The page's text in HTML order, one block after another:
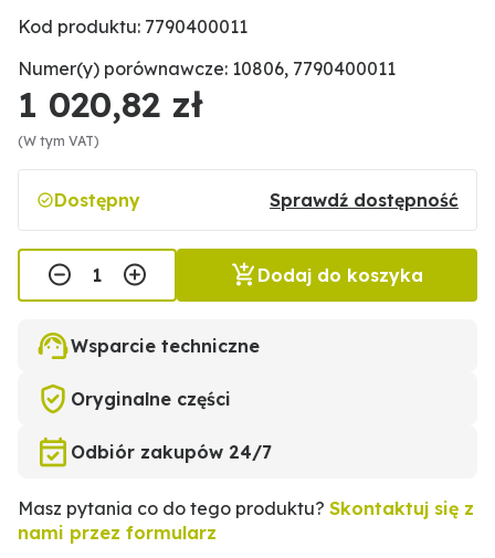
Kod produktu: 7790400011
Numer(y) porównawcze: 10806, 7790400011
1 020,82 zł
(W tym VAT)
Dostępny Sprawdź dostępność
Dodaj do koszyka
Wsparcie techniczne
Oryginalne części
Odbiór zakupów 24/7
Masz pytania co do tego produktu? Skontaktuj się z
nami przez formularz